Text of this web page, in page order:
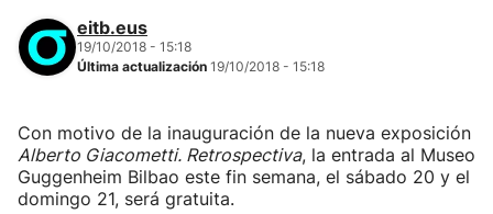
eitb.eus
19/10/2018 - 15:18
Última actualización 19/10/2018 - 15:18
Con motivo de la inauguración de la nueva exposición
Alberto Giacometti. Retrospectiva, la entrada al Museo
Guggenheim Bilbao este fin semana, el sábado 20 y el
domingo 21, será gratuita.